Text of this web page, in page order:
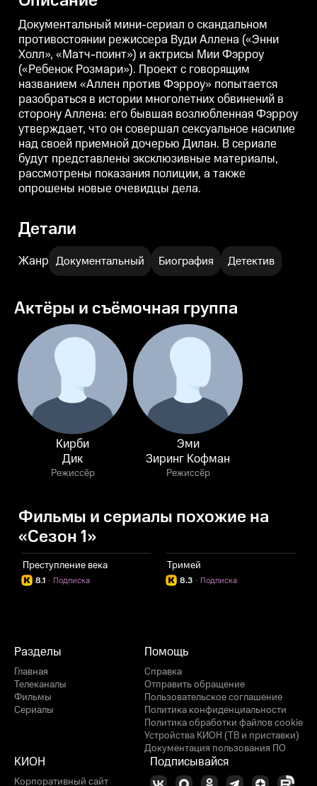
многолетних обвинений в
сторону Аллена: его бывшая
возлюбленная Фэрроу
утверждает, что он совершал
сексуальное насилие над своей
приемной дочерью Дилан. В
сериале будут представлены
эксклюзивные материалы,
рассмотрены показания
полиции, а также опрошены
новые очевидцы дела.
сторону Аллена: его бывшая
возлюбленная Фэрроу
утверждает, что он совершал
сексуальное насилие над своей
приемной дочерью Дилан. В
сериале будут представлены
эксклюзивные материалы,
рассмотрены показания
полиции, а также опрошены
новые очевидцы дела.
Документальный мини-сериал о скандальном
противостоянии режиссера Вуди Аллена («Энни
Холл», «Матч-поинт») и актрисы Мии Фэрроу
(«Ребенок Розмари»). Проект с говорящим
названием «Аллен против Фэрроу» попытается
разобраться в истории многолетних обвинений в
сторону Аллена: его бывшая возлюбленная Фэрроу
утверждает, что он совершал сексуальное насилие
над своей приемной дочерью Дилан. В сериале
будут представлены эксклюзивные материалы,
рассмотрены показания полиции, а также
опрошены новые очевидцы дела.
Детали
Жанр Документальный Биография Детектив
Актёры и съёмочная группа
Кирби
Дик
Режиссёр
Эми
Зиринг Кофман
Режиссёр
Фильмы и сериалы похожие на
«Сезон 1»
Преступление века
8.1 Подписка
·
Тримей
8.3 Подписка
·
Разделы
Главная
Телеканалы
Фильмы
Сериалы
Помощь
Справка
Отправить обращение
Пользовательское соглашение
Политика конфиденциальности
Политика обработки файлов cookie
Устройства КИОН (ТВ и приставки)
Документация пользования ПО
КИОН
Корпоративный сайт
Подписывайся